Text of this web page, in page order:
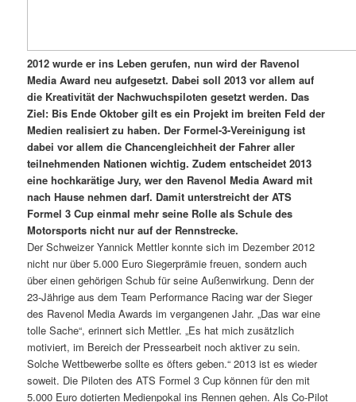
2012 wurde er ins Leben gerufen, nun wird der Ravenol
Media Award neu aufgesetzt. Dabei soll 2013 vor allem auf
die Kreativität der Nachwuchspiloten gesetzt werden. Das
Ziel: Bis Ende Oktober gilt es ein Projekt im breiten Feld der
Medien realisiert zu haben. Der Formel-3-Vereinigung ist
dabei vor allem die Chancengleichheit der Fahrer aller
teilnehmenden Nationen wichtig. Zudem entscheidet 2013
eine hochkarätige Jury, wer den Ravenol Media Award mit
nach Hause nehmen darf. Damit unterstreicht der ATS
Formel 3 Cup einmal mehr seine Rolle als Schule des
Motorsports nicht nur auf der Rennstrecke.
Der Schweizer Yannick Mettler konnte sich im Dezember 2012
nicht nur über 5.000 Euro Siegerprämie freuen, sondern auch
über einen gehörigen Schub für seine Außenwirkung. Denn der
23-Jährige aus dem Team Performance Racing war der Sieger
des Ravenol Media Awards im vergangenen Jahr. „Das war eine
tolle Sache“, erinnert sich Mettler. „Es hat mich zusätzlich
motiviert, im Bereich der Pressearbeit noch aktiver zu sein.
Solche Wettbewerbe sollte es öfters geben.“ 2013 ist es wieder
soweit. Die Piloten des ATS Formel 3 Cup können für den mit
5.000 Euro dotierten Medienpokal ins Rennen gehen. Als Co-Pilot